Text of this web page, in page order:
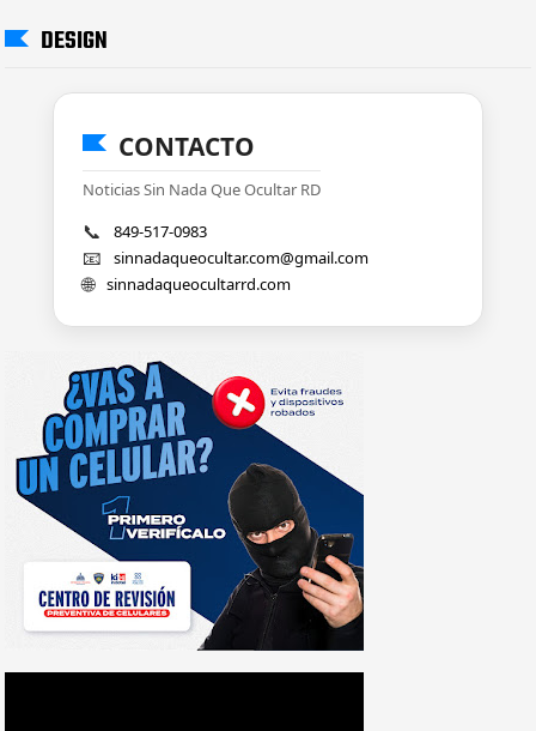
DESIGN
CONTACTO
Noticias Sin Nada Que Ocultar RD
📞 849-517-0983
📧 sinnadaqueocultar.com@gmail.com
🌐 sinnadaqueocultarrd.com